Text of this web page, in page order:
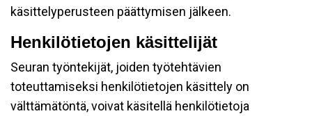
käsittelyperusteen päättymisen jälkeen.
Henkilötietojen käsittelijät
Seuran työntekijät, joiden työtehtävien
toteuttamiseksi henkilötietojen käsittely on
välttämätöntä, voivat käsitellä henkilötietoja